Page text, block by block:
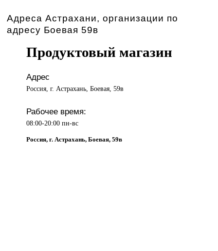
Адреса Астрахани, организации по
адресу Боевая 59в
Продуктовый магазин
Адрес
Россия, г. Астрахань, Боевая, 59в
Рабочее время:
08:00-20:00 пн-вс
Россия, г. Астрахань, Боевая, 59в